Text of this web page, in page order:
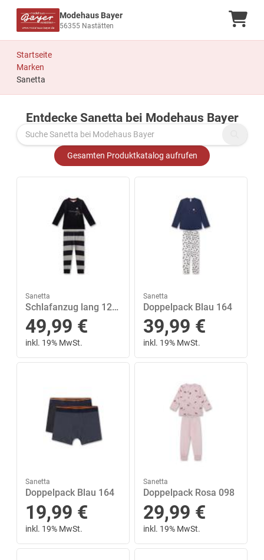
Modehaus Bayer
56355 Nastätten
Startseite
Marken
Sanetta
Zu den Produkten springen
Entdecke Sanetta bei Modehaus Bayer
Gesamten Produktkatalog aufrufen
Sanetta
Schlafanzug lang 128 - Shark
49,99 €
inkl. 19% MwSt.
Sanetta
Doppelpack Blau 164
39,99 €
inkl. 19% MwSt.
Sanetta
Doppelpack Blau 164
19,99 €
inkl. 19% MwSt.
Sanetta
Doppelpack Rosa 098
29,99 €
inkl. 19% MwSt.